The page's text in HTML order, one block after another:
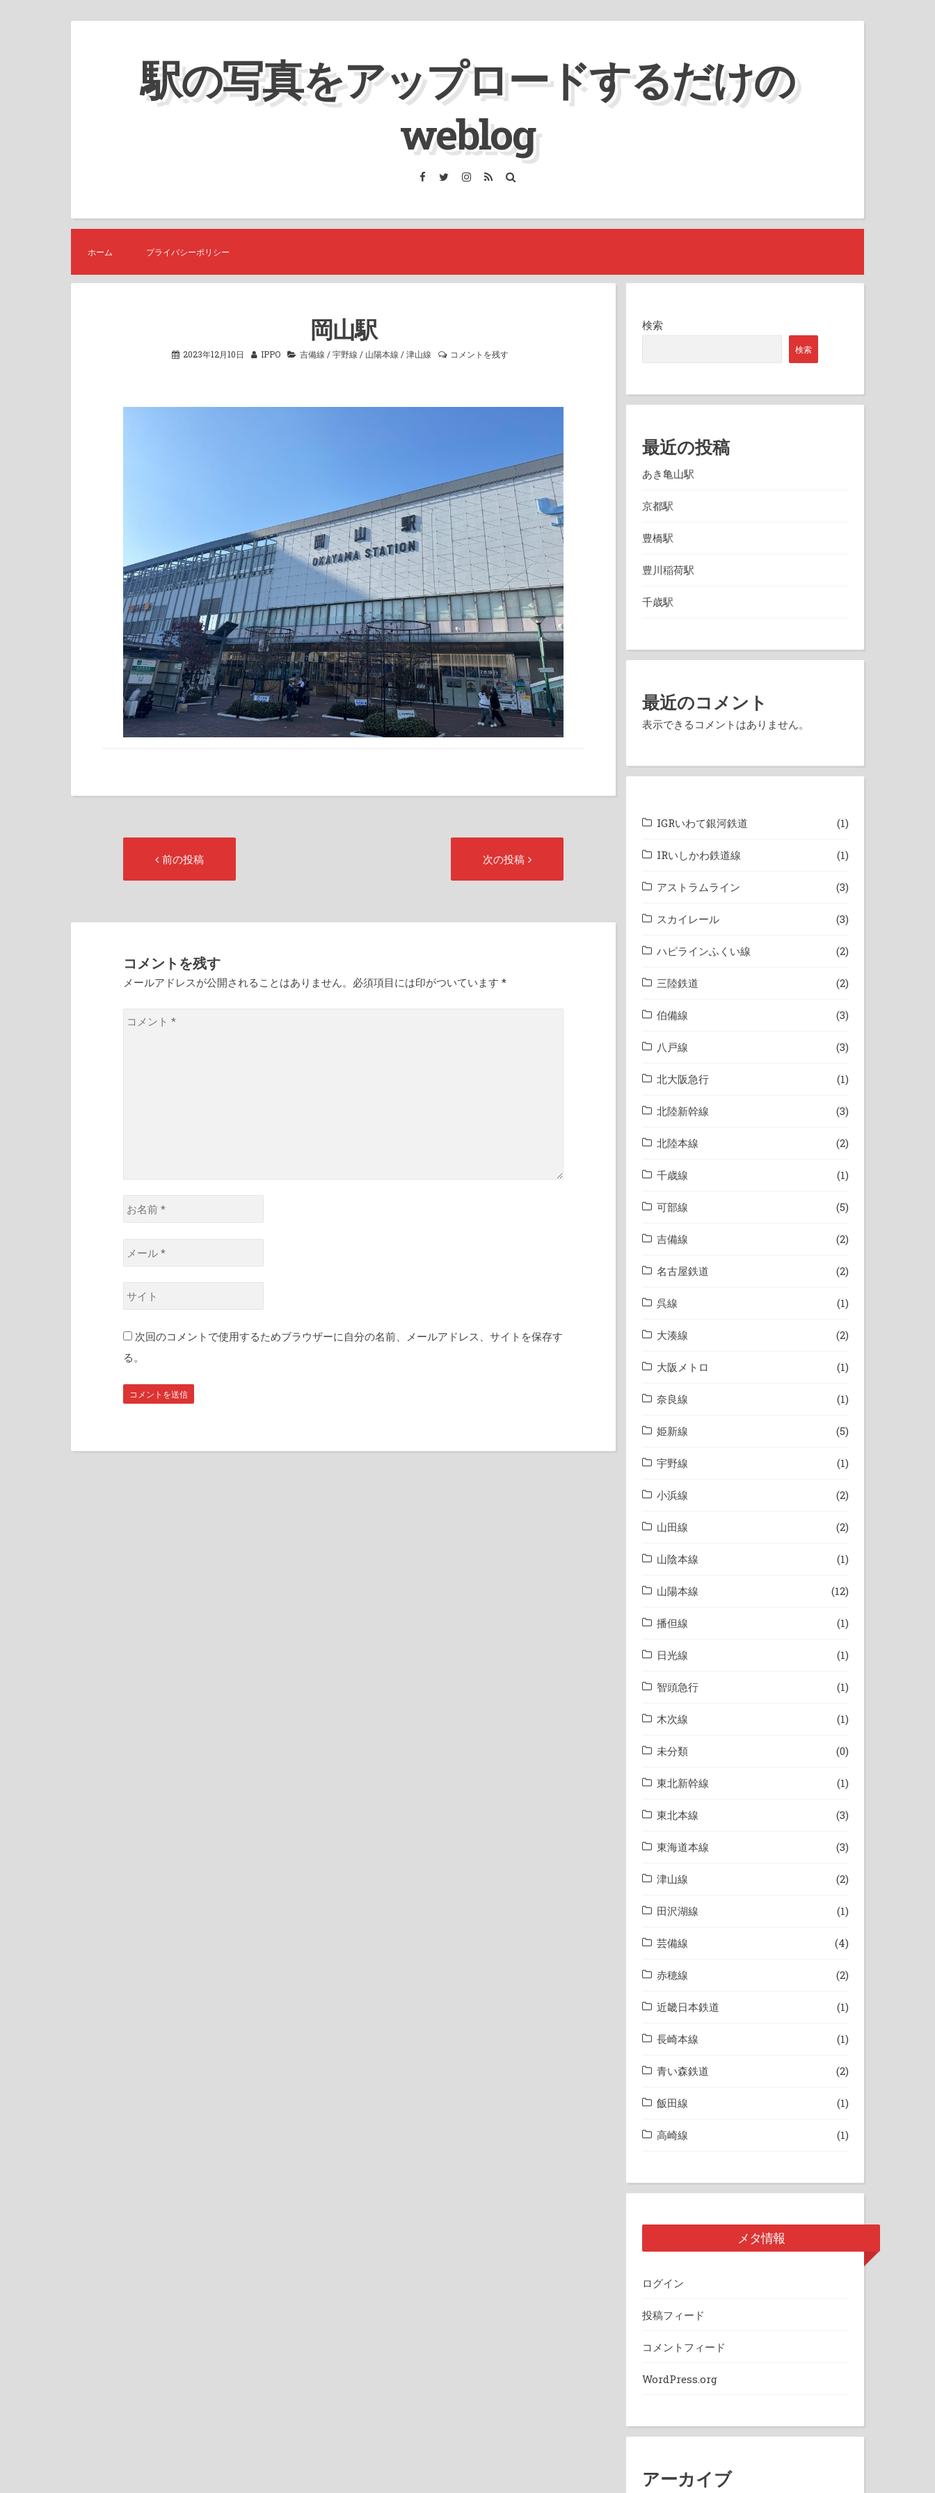
プ
駅の写真をアップロードするだけの
weblog
Facebook
TwitterInstagram
RSS
ホーム プライバシーポリシー
岡山駅
2023年12月10日 IPPO 吉備線 /宇野線 / 山陽本線 /津山線 コメントを残す
ー
シ
ョ
ン
前の投稿 次の投稿
コメントを残す
メールアドレスが公開されることはありません。必須項目には印がついています *
コ
お
名
*
ー
ル
*
サ
イ
ト 次回のコメントで使用するためブラウザーに自分の名前、メールアドレス、サイトを保存す
る。
検索
検索
最近の投稿
あき亀山駅
京都駅
豊橋駅
豊川稲荷駅
千歳駅
最近のコメント
表示できるコメントはありません。
IGRいわて銀河鉄道 (1)
IRいしかわ鉄道線 (1)
アストラムライン (3)
スカイレール (3)
ハピラインふくい線 (2)
三陸鉄道 (2)
伯備線 (3)
八戸線 (3)
北大阪急行 (1)
北陸新幹線 (3)
北陸本線 (2)
千歳線 (1)
可部線 (5)
吉備線 (2)
名古屋鉄道 (2)
呉線 (1)
大湊線 (2)
大阪メトロ (1)
奈良線 (1)
姫新線 (5)
宇野線 (1)
小浜線 (2)
山田線 (2)
山陰本線 (1)
山陽本線 (12)
播但線 (1)
日光線 (1)
智頭急行 (1)
木次線 (1)
未分類 (0)
東北新幹線 (1)
東北本線 (3)
東海道本線 (3)
津山線 (2)
田沢湖線 (1)
芸備線 (4)
赤穂線 (2)
近畿日本鉄道 (1)
長崎本線 (1)
青い森鉄道 (2)
飯田線 (1)
高崎線 (1)
メタ情報
ログイン
投稿フィード
コメントフィード
WordPress.org
アーカイブ